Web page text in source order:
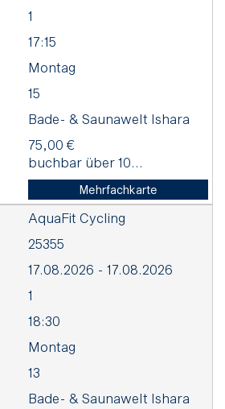
1
17:15
Montag
15
Bade- & Saunawelt Ishara
75,00 €
buchbar über 10...
Mehrfachkarte
AquaFit Cycling
25355
17.08.2026 - 17.08.2026
1
18:30
Montag
13
Bade- & Saunawelt Ishara